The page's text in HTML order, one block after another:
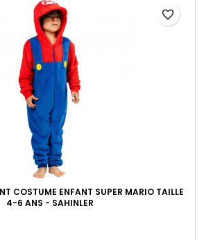
COSTUME ENFANT SUPER MARIO TAILLE
4-6 ANS - SAHINLER
favorite_border